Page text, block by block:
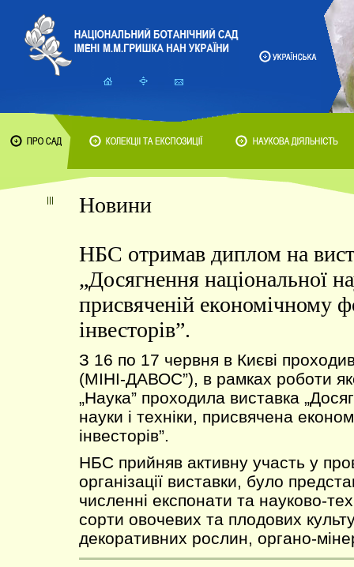
Новини
НБС отримав диплом на
„Досягнення національної
присвяченій економічному
інвесторів”.
З 16 по 17 червня в Києві
(МІНІ-ДАВОС”), в рамках роботи
„Наука” проходила виставка
науки і техніки, присвячена
інвесторів”.
НБС прийняв активну участь у
організації виставки, було
численні експонати та науково-
сорти овочевих та плодових
декоративних рослин, органо-